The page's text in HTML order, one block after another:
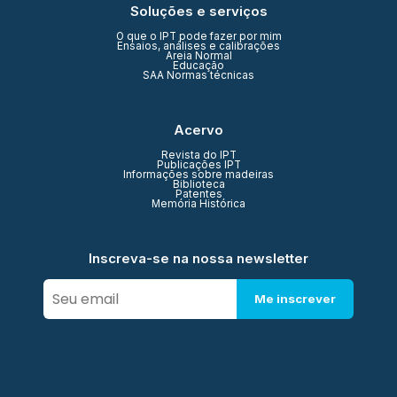
Soluções e serviços
O que o IPT pode fazer por mim
Ensaios, análises e calibrações
Areia Normal
Educação
SAA Normas técnicas
Acervo
Revista do IPT
Publicações IPT
Informações sobre madeiras
Biblioteca
Patentes
Memória Histórica
Inscreva-se na nossa newsletter
Me inscrever